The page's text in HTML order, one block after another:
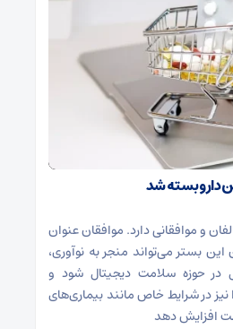
دارو بسته شد
و موافقانی دارد. موافقان عنوان
بستر می‌تواند منجر به نوآوری،
در حوزه سلامت دیجیتال شود و
در شرایط خاص مانند بیماری‌های
افزایش دهد